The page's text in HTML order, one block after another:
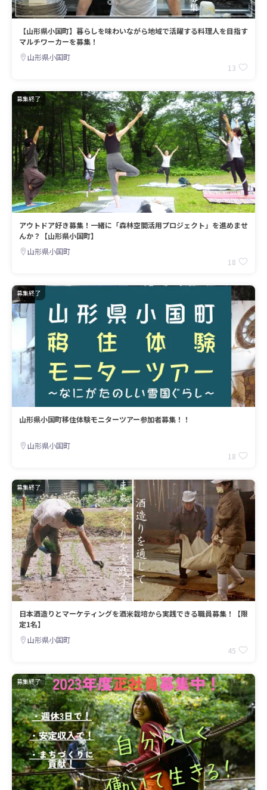
【山形県小国町】暮らしを味わいながら地域で活躍する料理人を目指す
マルチワーカーを募集！
山形県小国町
13
募集終了
アウトドア好き募集！一緒に「森林空間活用プロジェクト」を進めませ
んか？【山形県小国町】
山形県小国町
18
募集終了
山形県小国町移住体験モニターツアー参加者募集！！
山形県小国町
18
募集終了
日本酒造りとマーケティングを酒米栽培から実践できる職員募集！【限
定1名】
山形県小国町
45
募集終了